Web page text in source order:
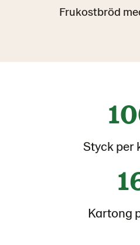
Frukostbröd
Styck per
Kartong